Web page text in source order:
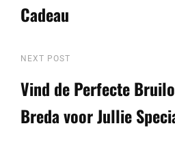
Cadeau
Next
Post
NEXT POST
Vind de Perfecte
Breda voor Jullie